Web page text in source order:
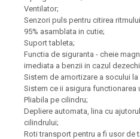
Ventilator;
Senzori puls pentru citirea
95% asamblata in cutie;
Suport tableta;
Functia de siguranta - cheie
imediata a benzii in cazul
Sistem de amortizare a socului la
Sistem ce ii asigura functionarea
Pliabila pe cilindru;
Depliere automata, lina cu
cilindrului;
Roti transport pentru a fi usor de